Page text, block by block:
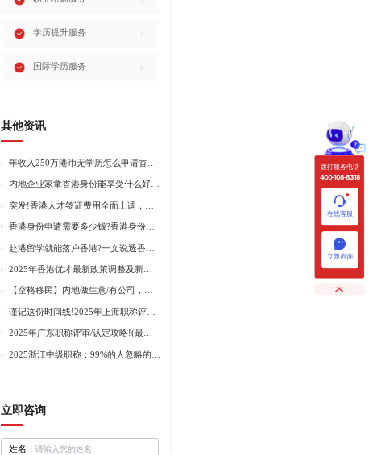
拨打服务电话
400-108-8318
在线客服
立即咨询
学历提升服务
国际学历服务
其他资讯
内地企业家拿香港身份能享受什么好处?哪种申请途径更适合企业家?
【空格移民】内地做生意/有公司，学历不高怎么办理香港身份?
立即咨询
姓名：